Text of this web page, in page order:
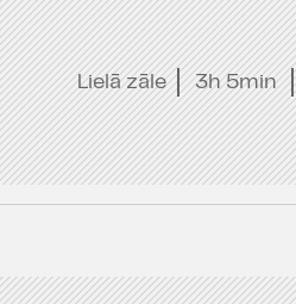
Lielā zāle 3h 5min